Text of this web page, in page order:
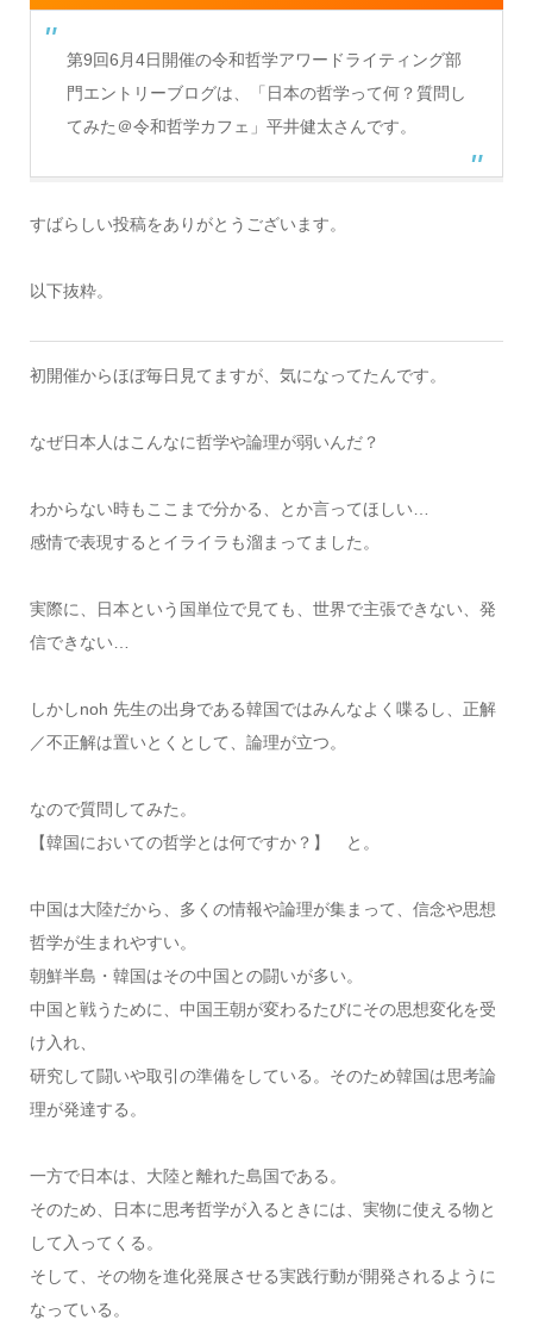
第9回6月4日開催の令和哲学アワードライティング部
門エントリーブログは、「日本の哲学って何？質問し
てみた＠令和哲学カフェ」平井健太さんです。
すばらしい投稿をありがとうございます。
以下抜粋。
初開催からほぼ毎日見てますが、気になってたんです。
なぜ日本人はこんなに哲学や論理が弱いんだ？
わからない時もここまで分かる、とか言ってほしい…
感情で表現するとイライラも溜まってました。
実際に、日本という国単位で見ても、世界で主張できない、発
信できない…
しかしnoh 先生の出身である韓国ではみんなよく喋るし、正解
／不正解は置いとくとして、論理が立つ。
なので質問してみた。
【韓国においての哲学とは何ですか？】 と。
中国は大陸だから、多くの情報や論理が集まって、信念や思想
哲学が生まれやすい。
朝鮮半島・韓国はその中国との闘いが多い。
中国と戦うために、中国王朝が変わるたびにその思想変化を受
け入れ、
研究して闘いや取引の準備をしている。そのため韓国は思考論
理が発達する。
一方で日本は、大陸と離れた島国である。
そのため、日本に思考哲学が入るときには、実物に使える物と
して入ってくる。
そして、その物を進化発展させる実践行動が開発されるように
なっている。